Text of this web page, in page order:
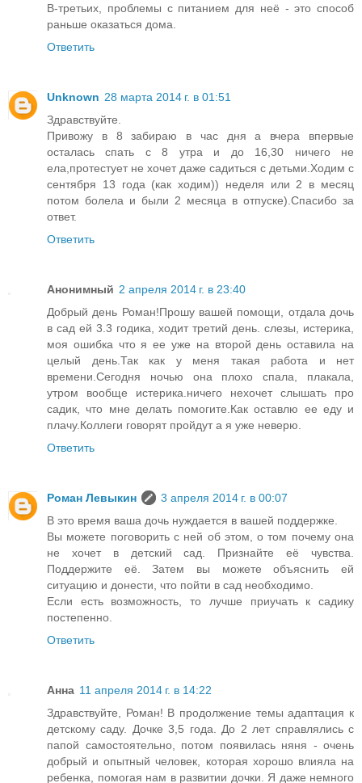
В-третьих, проблемы с питанием для неё - это способ
раньше оказаться дома.
Ответить
Unknown 28 марта 2014 г. в 01:51
Здравствуйте.
Привожу в 8 забираю в час дня а вчера впервые
осталась спать с 8 утра и до 16,30 ничего не
ела,протестует не хочет даже садиться с детьми.Ходим с
сентября 13 года (как ходим)) неделя или 2 в месяц
потом болела и были 2 месяца в отпуске).Спасибо за
ответ.
Ответить
Анонимный 2 апреля 2014 г. в 23:40
Добрый день Роман!Прошу вашей помощи, отдала дочь
в сад ей 3.3 годика, ходит третий день. слезы, истерика,
моя ошибка что я ее уже на второй день оставила на
целый день.Так как у меня такая работа и нет
времени.Сегодня ночью она плохо спала, плакала,
утром вообще истерика.ничего нехочет слышать про
садик, что мне делать помогите.Как оставлю ее еду и
плачу.Коллеги говорят пройдут а я уже неверю.
Ответить
Роман Левыкин
3 апреля 2014 г. в 00:07
В это время ваша дочь нуждается в вашей поддержке.
Вы можете поговорить с ней об этом, о том почему она
не хочет в детский сад. Признайте её чувства.
Поддержите её. Затем вы можете объяснить ей
ситуацию и донести, что пойти в сад необходимо.
Если есть возможность, то лучше приучать к садику
постепенно.
Ответить
Анна 11 апреля 2014 г. в 14:22
Здравствуйте, Роман! В продолжение темы адаптация к
детскому саду. Дочке 3,5 года. До 2 лет справлялись с
папой самостоятельно, потом появилась няня - очень
добрый и опытный человек, которая хорошо влияла на
ребенка, помогая нам в развитии дочки. Я даже немного